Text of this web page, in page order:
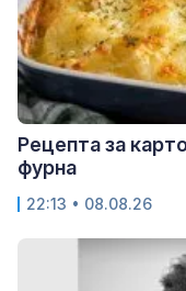
Рецепта за
фурна
22:13 • 08.08.26